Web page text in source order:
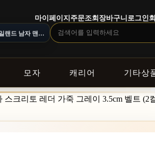
주문 전 상담창으로 문의해 주세요.
마이페이지 주문조회 장바구니 로그인
드 남자 맨투맨
모자 캐리어 기타상
스크리토 레더 가죽 그레이 3.5cm 벨트 (2